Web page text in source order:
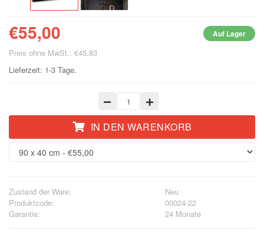
€55,00 Auf Lager
Preis ohne MwSt.: €45,83
Lieferzeit: 1-3 Tage.
IN DEN WARENKORB
Zustand der Ware:
Neu
Produktcode:
00024-22
Garantie:
24 Monate